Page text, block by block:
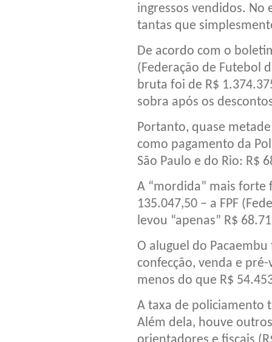
ingressos vendidos. No
tantas que
De acordo com o
(Federação de Futebol
bruta foi de R$
sobra após os
Portanto, quase
como pagamento da
São Paulo e do Rio: R$
A “mordida” mais forte
135.047,50 – a FPF
levou “apenas” R$
O aluguel do
confecção, venda e
menos do que R$
A taxa de policiamento
Além dela, houve